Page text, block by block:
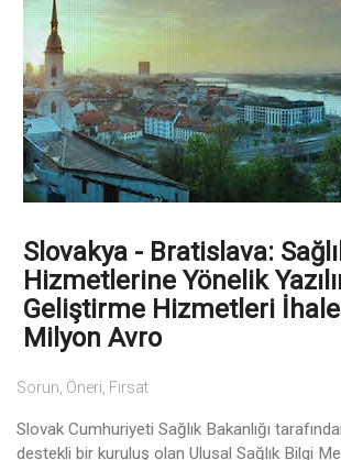
Slovakya - Bratislava:
Hizmetlerine Yönelik
Geliştirme Hizmetleri
Milyon Avro
Sorun, Öneri, Fırsat
Slovak Cumhuriyeti Sağlık Bakanlığı
destekli bir kuruluş olan Ulusal Sağlık Bilgi